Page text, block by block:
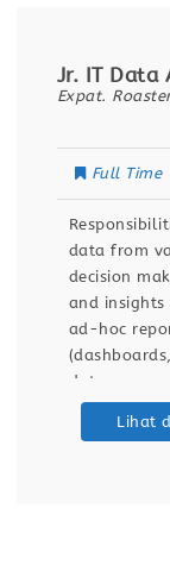
Jr. IT Data
Expat.
Full Time
data from
decision
and insights
ad-hoc
data
maintaining
ETL
Lihat